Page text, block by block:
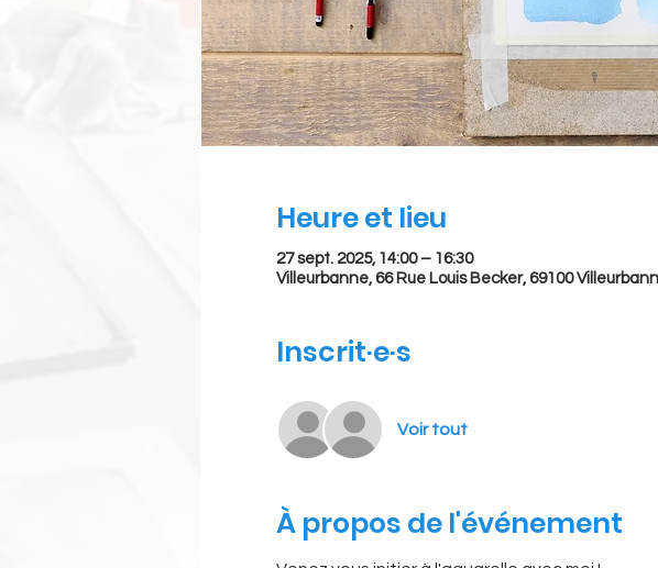
Heure et lieu
27 sept. 2025, 14:00 – 16:30
Villeurbanne, 66 Rue Louis Becker, 69100
Inscrit·e·s
Voir tout
À propos de l'événement